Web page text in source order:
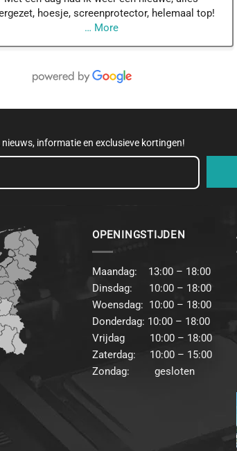
hoesje, screenprotector, helemaal top!
… More
informatie en exclusieve kortingen!
OPENINGSTIJDEN
Maandag: 13:00 – 18:00
Dinsdag: 10:00 – 18:00
Woensdag: 10:00 – 18:00
Donderdag: 10:00 – 18:00
Vrijdag 10:00 – 18:00
Zaterdag: 10:00 – 15:00
Zondag: gesloten